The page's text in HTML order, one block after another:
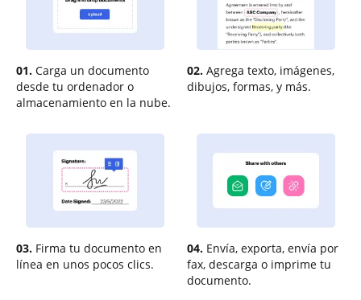
01. Carga un documento
desde tu ordenador o
almacenamiento en la nube.
02. Agrega texto, imágenes,
dibujos, formas, y más.
03. Firma tu documento en
línea en unos pocos clics.
04. Envía, exporta, envía por
fax, descarga o imprime tu
documento.